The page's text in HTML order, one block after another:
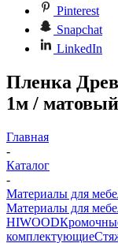
Pinterest
Snapchat
LinkedIn
Пленка
1м / матовый
Главная
-
Каталог
-
Материалы для
Материалы для
HIWOOD
комплектующие